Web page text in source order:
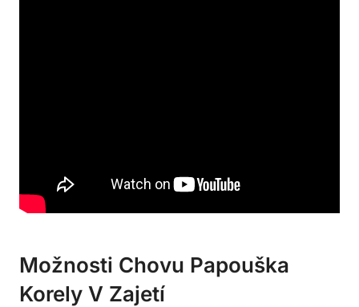
Možnosti Chovu Papouška
Korely V Zajetí